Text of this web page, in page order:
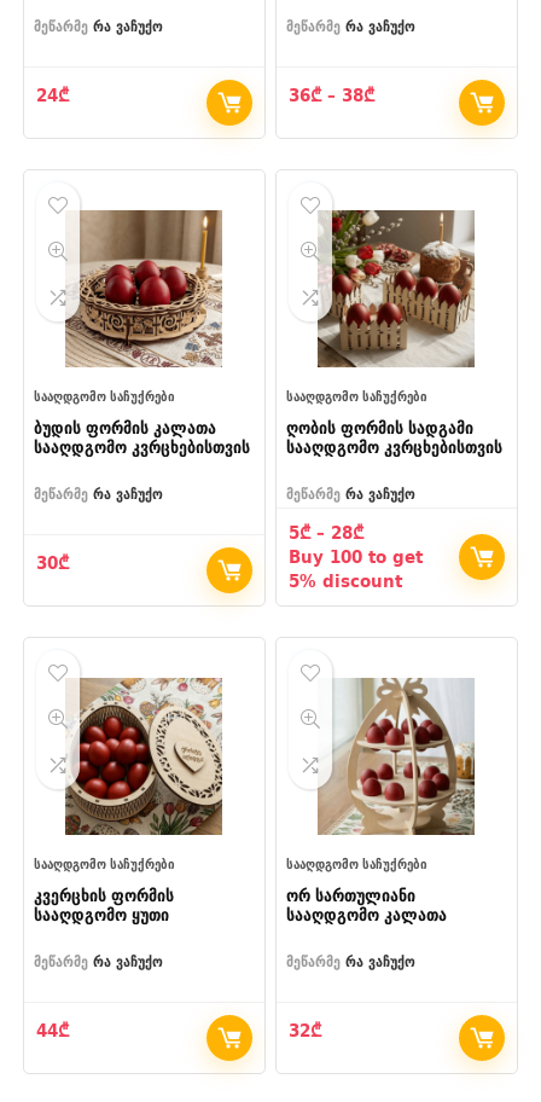
მეწარმე რა ვაჩუქო
24₾
მეწარმე რა ვაჩუქო
36₾ – 38₾Price
36₾
through
ᲡᲐᲐᲦᲓᲒᲝᲛᲝ ᲡᲐᲩᲣᲥᲠᲔᲑᲘ
ბუდის ფორმის კალათა
სააღდგომო კვრცხებისთვის
მეწარმე რა ვაჩუქო
30₾
ᲡᲐᲐᲦᲓᲒᲝᲛᲝ ᲡᲐᲩᲣᲥᲠᲔᲑᲘ
ღობის ფორმის სადგამი
სააღდგომო კვრცხებისთვის
მეწარმე რა ვაჩუქო
5₾ – 28₾Price
range:
5₾
through
Buy 100 to get
5% discount
ᲡᲐᲐᲦᲓᲒᲝᲛᲝ ᲡᲐᲩᲣᲥᲠᲔᲑᲘ
კვერცხის ფორმის
სააღდგომო ყუთი
მეწარმე რა ვაჩუქო
44₾
ᲡᲐᲐᲦᲓᲒᲝᲛᲝ ᲡᲐᲩᲣᲥᲠᲔᲑᲘ
ორ სართულიანი
სააღდგომო კალათა
მეწარმე რა ვაჩუქო
32₾